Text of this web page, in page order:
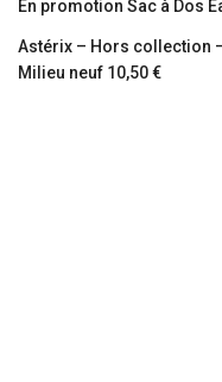
En promotion Sac à Dos
Astérix – Hors collection
Milieu neuf 10,50 €